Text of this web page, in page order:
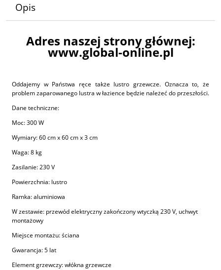
Opis
Adres naszej strony głównej:
www.global-online.pl
Oddajemy w Państwa ręce także lustro grzewcze. Oznacza to, że
problem zaparowanego lustra w łazience będzie należeć do przeszłości.
Dane techniczne:
Moc:300 W
Wymiary:60 cm x 60 cm x 3 cm
Waga: 8 kg
Zasilanie:230 V
Powierzchnia: lustro
Ramka:aluminiowa
W zestawie: przewód elektryczny zakończony wtyczką 230 V, uchwyt
montażowy
Miejsce montażu:ściana
Gwarancja:5 lat
Element grzewczy:włókna grzewcze